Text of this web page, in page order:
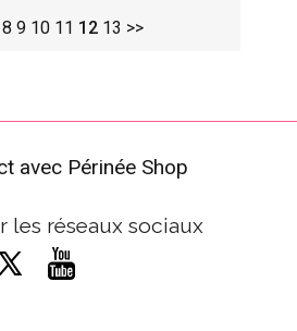
8 9 10 11 12 13 >>
avec Périnée Shop
les réseaux sociaux